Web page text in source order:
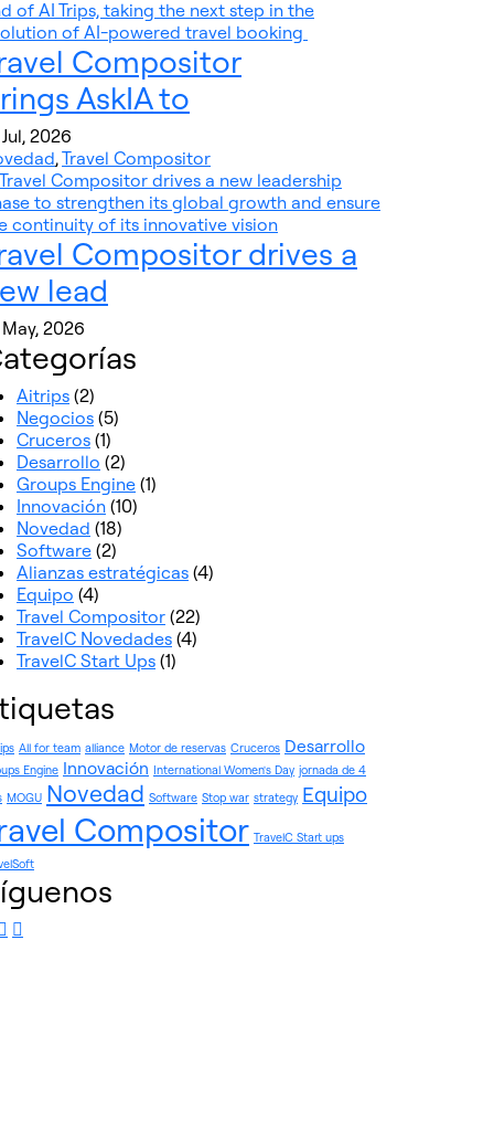
Compositor
AskIA to
Jul, 2026
,Travel Compositor
Compositor drives a
lead
May, 2026
Aitrips (2)
Negocios (5)
Cruceros (1)
Desarrollo (2)
Groups Engine (1)
Innovación (10)
Novedad (18)
Software (2)
Alianzas estratégicas (4)
Equipo (4)
Travel Compositor (22)
TravelC Novedades (4)
TravelC Start Ups (1)
All for team alliance Motor de reservas Cruceros Desarrollo
Engine Innovación International Women's Day jornada de 4
MOGU Novedad Software Stop war strategy Equipo
Compositor TravelC Start ups